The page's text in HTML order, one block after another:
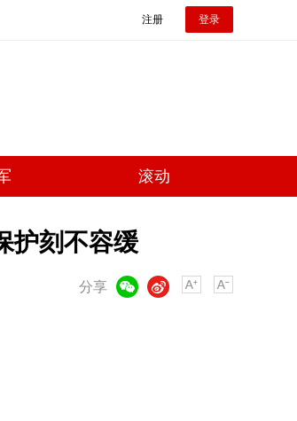
注册 登录
滚动
护刻不容缓
分享
微博